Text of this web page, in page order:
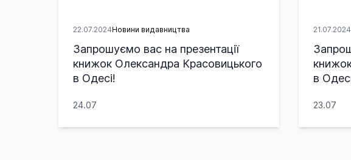
22.07.2024Новини видавництва
Запрошуємо вас на презентації
книжок Олександра Красовицького
в Одесі!
24.07
21.07.2024
в
23.07